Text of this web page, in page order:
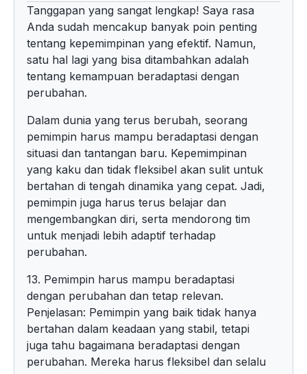
Tanggapan yang sangat lengkap! Saya rasa
Anda sudah mencakup banyak poin penting
tentang kepemimpinan yang efektif. Namun,
satu hal lagi yang bisa ditambahkan adalah
tentang kemampuan beradaptasi dengan
perubahan.
Dalam dunia yang terus berubah, seorang
pemimpin harus mampu beradaptasi dengan
situasi dan tantangan baru. Kepemimpinan
yang kaku dan tidak fleksibel akan sulit untuk
bertahan di tengah dinamika yang cepat. Jadi,
pemimpin juga harus terus belajar dan
mengembangkan diri, serta mendorong tim
untuk menjadi lebih adaptif terhadap
perubahan.
13. Pemimpin harus mampu beradaptasi
dengan perubahan dan tetap relevan.
Penjelasan: Pemimpin yang baik tidak hanya
bertahan dalam keadaan yang stabil, tetapi
juga tahu bagaimana beradaptasi dengan
perubahan. Mereka harus fleksibel dan selalu